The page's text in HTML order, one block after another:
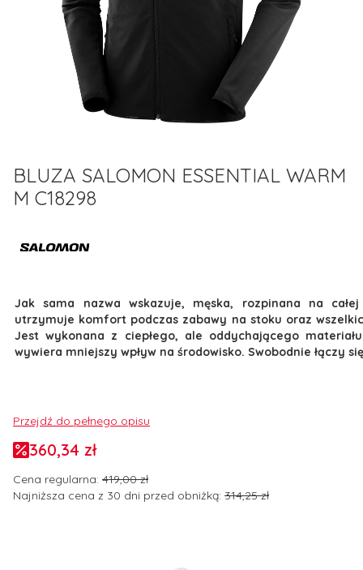
BLUZA SALOMON ESSENTIAL WARM
M C18298
Jak sama nazwa wskazuje, męska, rozpinana na całej
utrzymuje komfort podczas zabawy na stoku oraz
Jest wykonana z ciepłego, ale oddychającego
wywiera mniejszy wpływ na środowisko. Swobodnie łączy
Przejdź do pełnego opisu
360,34 zł
Cena regularna: 419,00 zł
Najniższa cena z 30 dni przed obniżką: 314,25 zł